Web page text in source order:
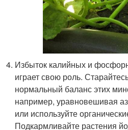
Избыток калийных и
играет свою роль.
нормальный баланс этих
например, уравновешивая
или используйте
Подкармливайте растения